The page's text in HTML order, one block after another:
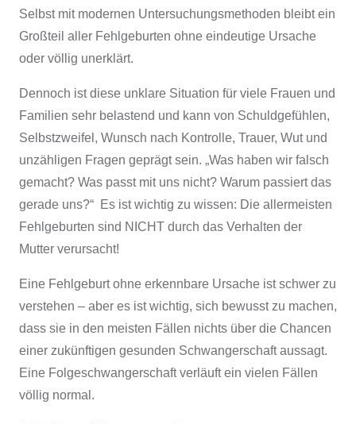
Selbst mit modernen Untersuchungsmethoden bleibt ein
Großteil aller Fehlgeburten ohne eindeutige Ursache
oder völlig unerklärt.
Dennoch ist diese unklare Situation für viele Frauen und
Familien sehr belastend und kann von Schuldgefühlen,
Selbstzweifel, Wunsch nach Kontrolle, Trauer, Wut und
unzähligen Fragen geprägt sein. „Was haben wir falsch
gemacht? Was passt mit uns nicht? Warum passiert das
gerade uns?“ Es ist wichtig zu wissen: Die allermeisten
Fehlgeburten sind NICHT durch das Verhalten der
Mutter verursacht!
Eine Fehlgeburt ohne erkennbare Ursache ist schwer zu
verstehen – aber es ist wichtig, sich bewusst zu machen,
dass sie in den meisten Fällen nichts über die Chancen
einer zukünftigen gesunden Schwangerschaft aussagt.
Eine Folgeschwangerschaft verläuft ein vielen Fällen
völlig normal.